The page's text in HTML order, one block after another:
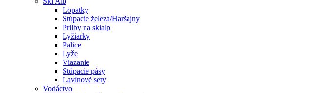
Lopatky
Stúpacie železá/Haršajny
Prilby na skialp
Lyžiarky
Palice
Lyže
Viazanie
Stúpacie pásy
Lavínové sety
Vodáctvo